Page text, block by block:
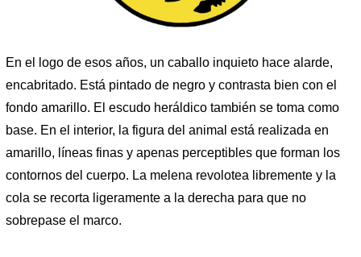
En el logo de esos años, un caballo inquieto hace alarde,
encabritado. Está pintado de negro y contrasta bien con el
fondo amarillo. El escudo heráldico también se toma como
base. En el interior, la figura del animal está realizada en
amarillo, líneas finas y apenas perceptibles que forman los
contornos del cuerpo. La melena revolotea libremente y la
cola se recorta ligeramente a la derecha para que no
sobrepase el marco.